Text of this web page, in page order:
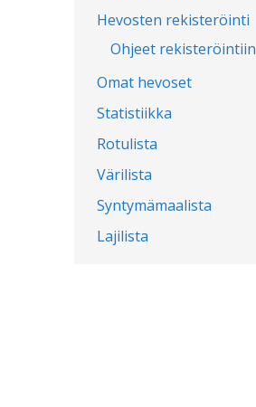
Hevosten rekisteröinti
Ohjeet rekisteröintiin
Omat hevoset
Statistiikka
Rotulista
Värilista
Syntymämaalista
Lajilista